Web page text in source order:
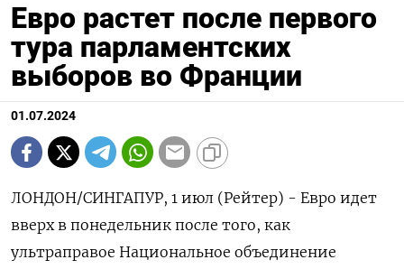
Евро растет после первого
тура парламентских
выборов во Франции
01.07.2024
ЛОНДОН/СИНГАПУР, 1 июл (Рейтер) - Евро идет
вверх в понедельник после того, как
ультраправое Национальное объединение